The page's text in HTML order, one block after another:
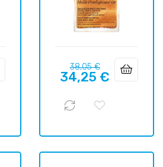
Prix
habituel
38,05 €Prix
34,25 €